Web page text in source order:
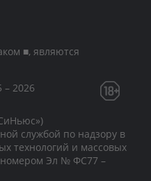
■, являются
2026
службой по надзору в
технологий и массовых
номером Эл № ФС77 –